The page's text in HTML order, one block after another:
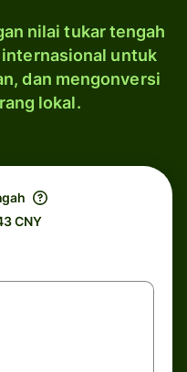
nilai tukar tengah
internasional untuk
dan mengonversi
lokal.
CNY